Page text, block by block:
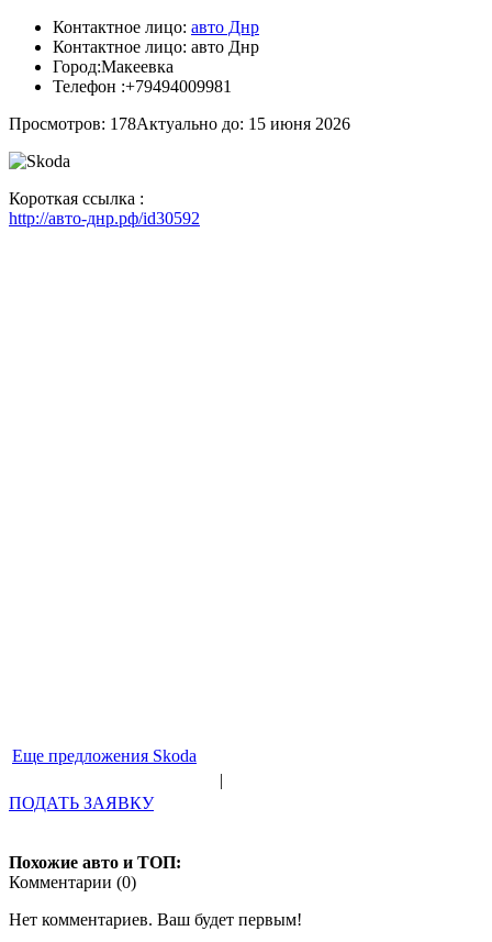
Контактное лицо: авто Днр
Контактное лицо: авто Днр
Город:Макеевка
Телефон :+79494009981
Просмотров: 178Актуально до: 15 июня 2026
Короткая ссылка :
http://авто-днр.рф/id30592
Еще предложения Skoda
|
ПОДАТЬ ЗАЯВКУ
Похожие авто и ТОП:
Комментарии (0)
Нет комментариев. Ваш будет первым!